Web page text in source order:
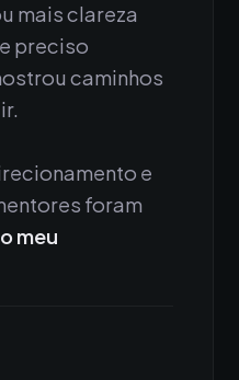
mais clareza
preciso
caminhos
e
foram
meu